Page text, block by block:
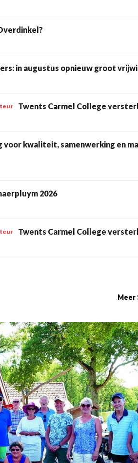
in augustus opnieuw groot
Twents Carmel College
2026
Twents Carmel
Meer